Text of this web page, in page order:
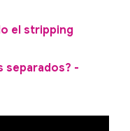
el stripping
separados? -